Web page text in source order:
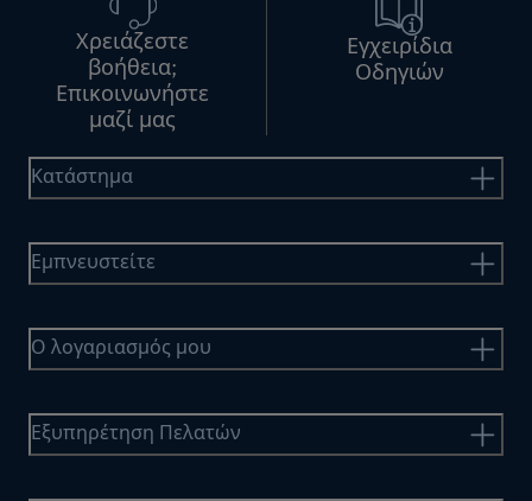
Χρειάζεστε
βοήθεια;
Επικοινωνήστε
μαζί μας
Εγχειρίδια
Οδηγιών
Κατάστημα
Εμπνευστείτε
Ο λογαριασμός μου
Εξυπηρέτηση Πελατών